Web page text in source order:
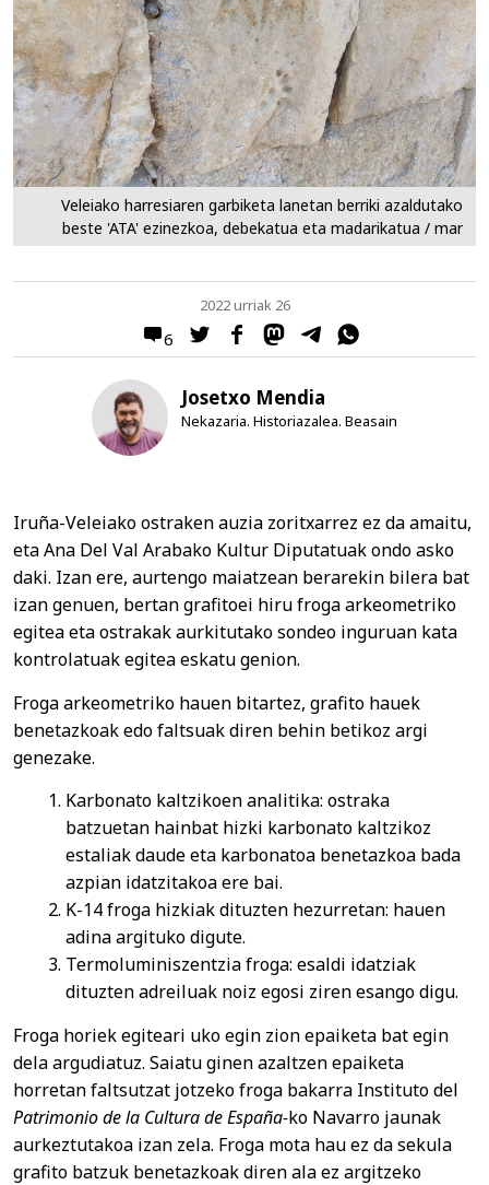
Veleiako harresiaren garbiketa lanetan berriki azaldutako
beste 'ATA' ezinezkoa, debekatua eta madarikatua / mar
6
2022 urriak 26
Josetxo Mendia
Nekazaria. Historiazalea. Beasain
Iruña-Veleiako ostraken auzia zoritxarrez ez da amaitu,
eta Ana Del Val Arabako Kultur Diputatuak ondo asko
daki. Izan ere, aurtengo maiatzean berarekin bilera bat
izan genuen, bertan grafitoei hiru froga arkeometriko
egitea eta ostrakak aurkitutako sondeo inguruan kata
kontrolatuak egitea eskatu genion.
Froga arkeometriko hauen bitartez, grafito hauek
benetazkoak edo faltsuak diren behin betikoz argi
genezake.
Karbonato kaltzikoen analitika: ostraka
batzuetan hainbat hizki karbonato kaltzikoz
estaliak daude eta karbonatoa benetazkoa bada
azpian idatzitakoa ere bai.
K-14 froga hizkiak dituzten hezurretan: hauen
adina argituko digute.
Termoluminiszentzia froga: esaldi idatziak
dituzten adreiluak noiz egosi ziren esango digu.
Froga horiek egiteari uko egin zion epaiketa bat egin
dela argudiatuz. Saiatu ginen azaltzen epaiketa
horretan faltsutzat jotzeko froga bakarra Instituto del
Patrimonio de la Cultura de España-ko Navarro jaunak
aurkeztutakoa izan zela. Froga mota hau ez da sekula
grafito batzuk benetazkoak diren ala ez argitzeko